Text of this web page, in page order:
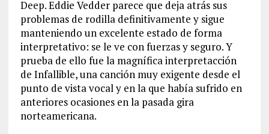
Deep. Eddie Vedder parece que deja atrás sus
problemas de rodilla definitivamente y sigue
manteniendo un excelente estado de forma
interpretativo: se le ve con fuerzas y seguro. Y
prueba de ello fue la magnífica interpretacción
de Infallible, una canción muy exigente desde el
punto de vista vocal y en la que había sufrido en
anteriores ocasiones en la pasada gira
norteamericana.